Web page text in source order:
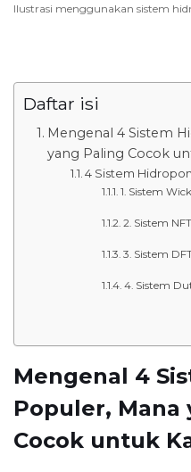
Ilustrasi menggunakan sistem
Daftar isi
Mengenal 4 Sistem
yang Paling Cocok
4 Sistem
1. Sistem
2. Sistem
3. Sistem
4. Sistem
Mengenal 4
Populer, Mana
Cocok untuk